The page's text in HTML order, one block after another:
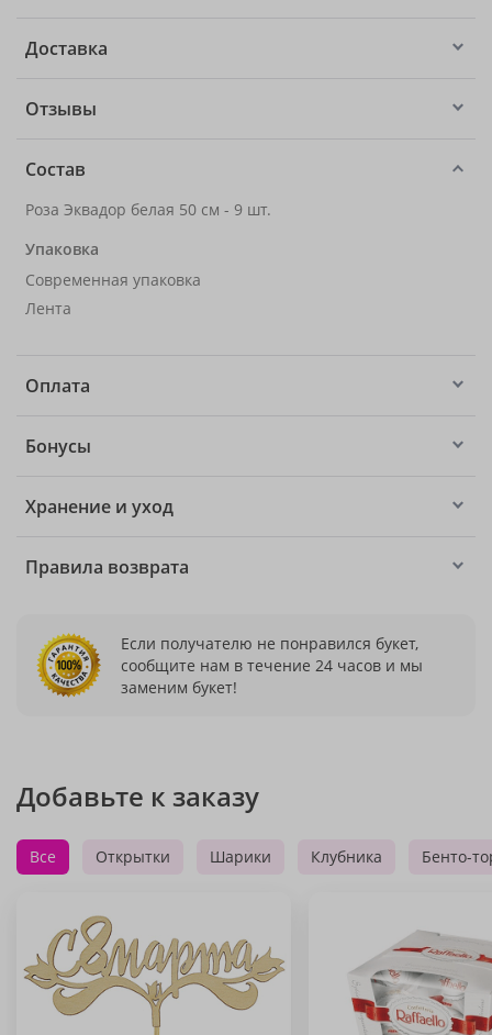
Доставка
Отзывы
Состав
Роза Эквадор белая 50 см - 9 шт.
Упаковка
Современная упаковка
Лента
Оплата
Бонусы
Хранение и уход
Правила возврата
Если получателю не понравился букет,
сообщите нам в течение 24 часов и мы
заменим букет!
Добавьте к заказу
Все Открытки Шарики Клубника Бенто-